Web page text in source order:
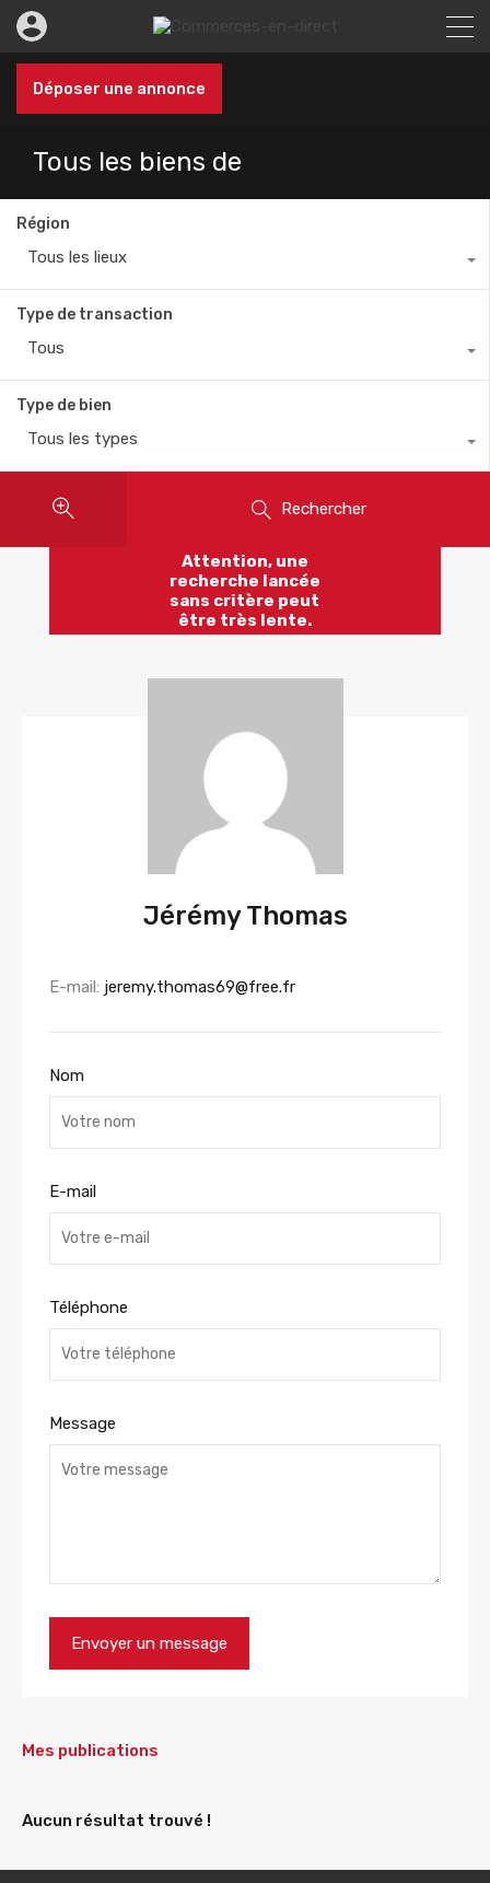
Déposer une annonce
Tous les biens de
Région
Tous les lieux
Type de transaction
Tous
Type de bien
Tous les types
Rechercher
Attention, une
recherche lancée
sans critère peut
être très lente.
Jérémy Thomas
E-mail: jeremy.thomas69@free.fr
Nom
E-mail
Téléphone
Message
Mes publications
Aucun résultat trouvé !